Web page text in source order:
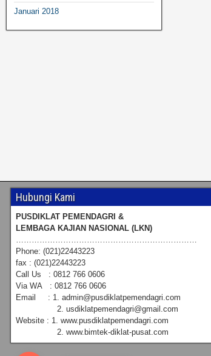
Januari 2018
Hubungi Kami
PUSDIKLAT PEMENDAGRI &
LEMBAGA KAJIAN NASIONAL (LKN)
Phone: (021)22443223
fax : (021)22443223
Call Us : 0812 766 0606
Via WA : 0812 766 0606
Email : 1. admin@pusdiklatpemendagri.com
2. usdiklatpemendagri@gmail.com
Website : 1. www.pusdiklatpemendagri.com
2. www.bimtek-diklat-pusat.com